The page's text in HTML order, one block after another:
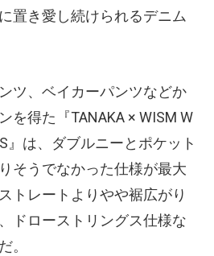
置き愛し続けられるデニム
ツ、ベイカーパンツなどか
を得た『TANAKA × WISM W
』は、ダブルニーとポケット
そうでなかった仕様が最大
トレートよりやや裾広がり
ドローストリングス仕様な
。